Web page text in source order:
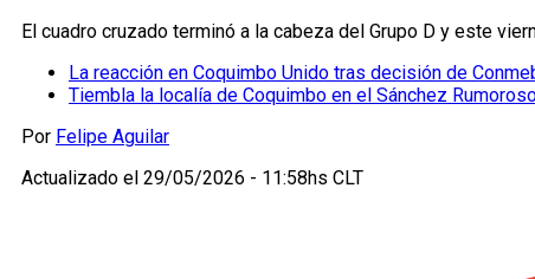
El cuadro cruzado terminó a la cabeza del Grupo D y este
La reacción en Coquimbo Unido tras decisión de
Tiembla la localía de Coquimbo en el Sánchez
Por Felipe Aguilar
Actualizado el 29/05/2026 - 11:58hs CLT